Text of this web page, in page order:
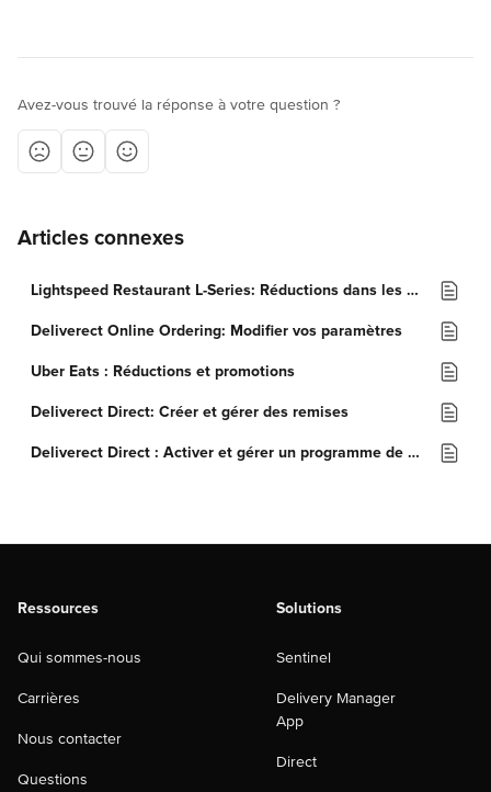
Avez-vous trouvé la réponse à votre question ?
Articles connexes
Lightspeed Restaurant L-Series: Réductions dans les canaux de livraison
Deliverect Online Ordering: Modifier vos paramètres
Uber Eats : Réductions et promotions
Deliverect Direct: Créer et gérer des remises
Deliverect Direct : Activer et gérer un programme de fidélité
Ressources
Qui sommes-nous
Carrières
Nous contacter
Questions
Solutions
Sentinel
Delivery Manager
App
Direct